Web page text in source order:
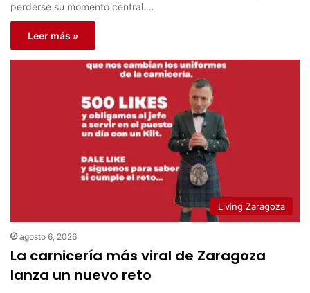
perderse su momento central.…
Leer más »
Living Zaragoza
agosto 6, 2026
La carnicería más viral de Zaragoza
lanza un nuevo reto